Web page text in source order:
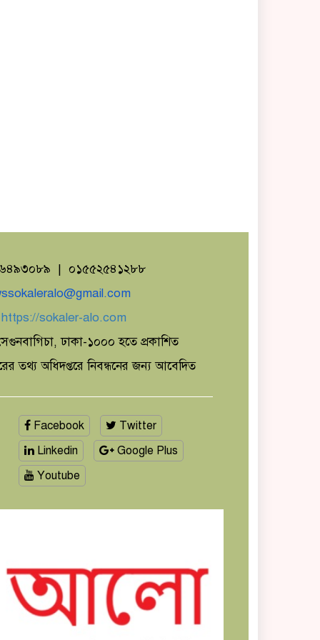
| ০১৫৫২৫৪১২৮৮
https://sokaler-alo.com
ঢাকা-১০০০ হতে প্রকাশিত
তথ্য অধিদপ্তরে নিবন্ধনের জন্য আবেদিত
Facebook
Twitter
Linkedin
Google Plus
Youtube